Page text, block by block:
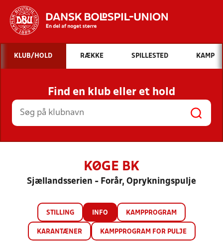
Hvad vil du søge efter?
INDHOLD OG NYHEDER
STILLINGER, RESULTATER, KLUBBER OG
HOLD
KLUB/HOLD RÆKKE SPILLESTED KAMP
Find en klub eller et hold
KØGE BK
Sjællandsserien - Forår, Oprykningspulje
STILLING INFO KAMPPROGRAM
KARANTÆNER KAMPPROGRAM FOR PULJE